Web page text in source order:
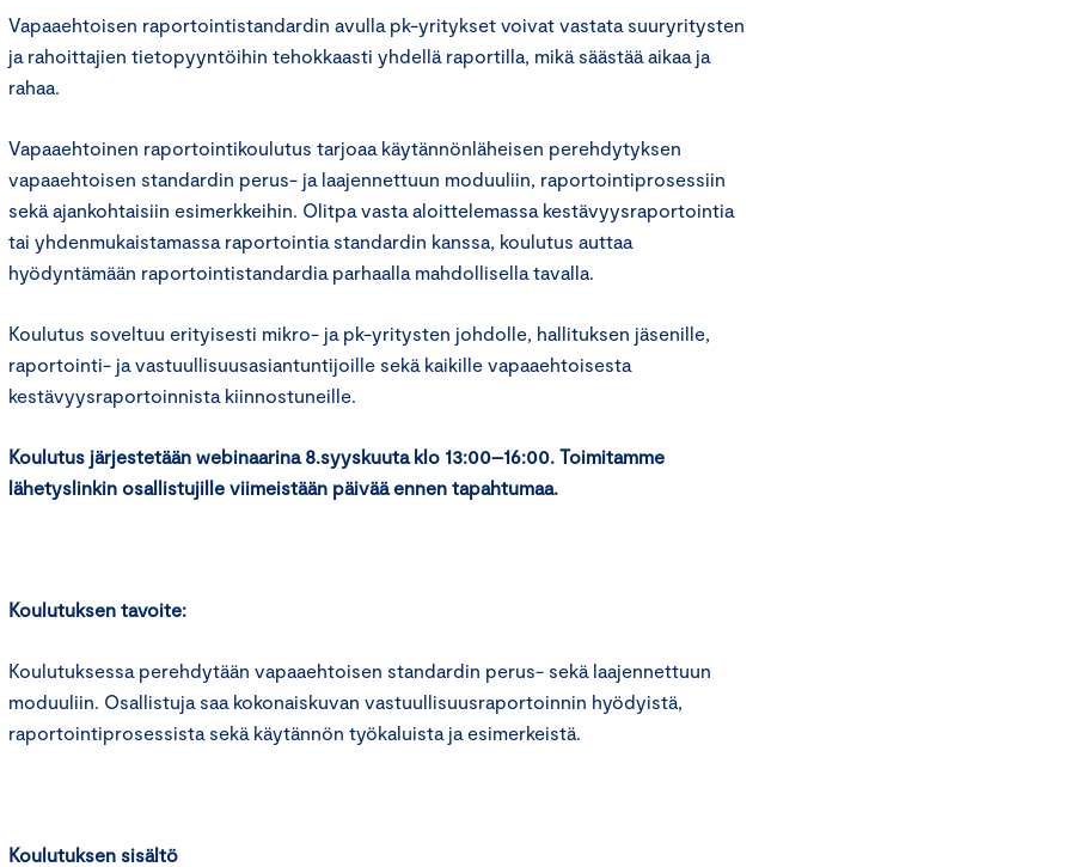
Vapaaehtoisen raportointistandardin avulla pk-yritykset voivat vastata suuryritysten
ja rahoittajien tietopyyntöihin tehokkaasti yhdellä raportilla, mikä säästää aikaa ja
rahaa.
Vapaaehtoinen raportointikoulutus tarjoaa käytännönläheisen perehdytyksen
vapaaehtoisen standardin perus- ja laajennettuun moduuliin, raportointiprosessiin
sekä ajankohtaisiin esimerkkeihin. Olitpa vasta aloittelemassa kestävyysraportointia
tai yhdenmukaistamassa raportointia standardin kanssa, koulutus auttaa
hyödyntämään raportointistandardia parhaalla mahdollisella tavalla.
Koulutus soveltuu erityisesti mikro- ja pk-yritysten johdolle, hallituksen jäsenille,
raportointi- ja vastuullisuusasiantuntijoille sekä kaikille vapaaehtoisesta
kestävyysraportoinnista kiinnostuneille.
Koulutus järjestetään webinaarina 8.syyskuuta klo 13:00–16:00. Toimitamme
lähetyslinkin osallistujille viimeistään päivää ennen tapahtumaa.
Koulutuksen tavoite:
Koulutuksessa perehdytään vapaaehtoisen standardin perus- sekä laajennettuun
moduuliin. Osallistuja saa kokonaiskuvan vastuullisuusraportoinnin hyödyistä,
raportointiprosessista sekä käytännön työkaluista ja esimerkeistä.
Koulutuksen sisältö